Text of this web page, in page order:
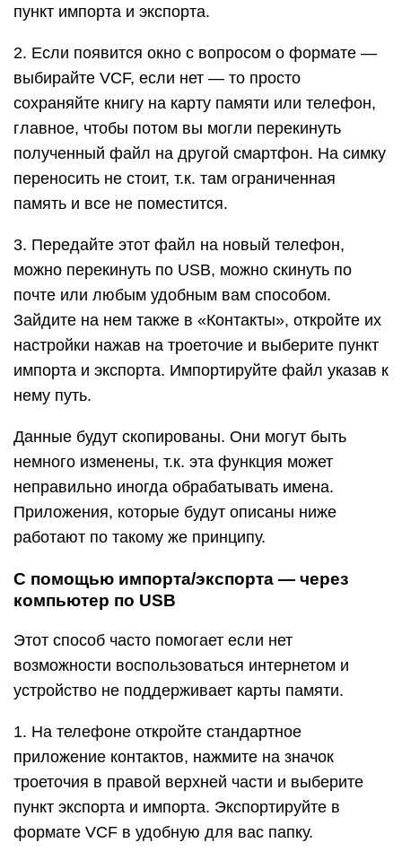
пункт импорта и экспорта.
2. Если появится окно с вопросом о формате —
выбирайте VCF, если нет — то просто
сохраняйте книгу на карту памяти или телефон,
главное, чтобы потом вы могли перекинуть
полученный файл на другой смартфон. На симку
переносить не стоит, т.к. там ограниченная
память и все не поместится.
3. Передайте этот файл на новый телефон,
можно перекинуть по USB, можно скинуть по
почте или любым удобным вам способом.
Зайдите на нем также в «Контакты», откройте их
настройки нажав на троеточие и выберите пункт
импорта и экспорта. Импортируйте файл указав к
нему путь.
Данные будут скопированы. Они могут быть
немного изменены, т.к. эта функция может
неправильно иногда обрабатывать имена.
Приложения, которые будут описаны ниже
работают по такому же принципу.
С помощью импорта/экспорта — через
компьютер по USB
Этот способ часто помогает если нет
возможности воспользоваться интернетом и
устройство не поддерживает карты памяти.
1. На телефоне откройте стандартное
приложение контактов, нажмите на значок
троеточия в правой верхней части и выберите
пункт экспорта и импорта. Экспортируйте в
формате VCF в удобную для вас папку.